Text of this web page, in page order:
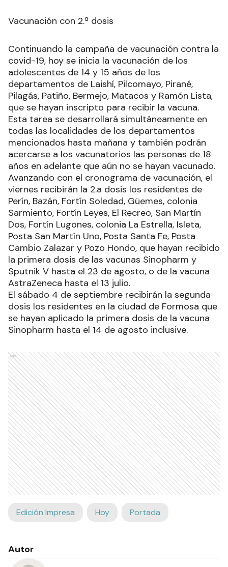
Vacunación con 2.ª dosis
Continuando la campaña de vacunación contra la
covid-19, hoy se inicia la vacunación de los
adolescentes de 14 y 15 años de los
departamentos de Laishí, Pilcomayo, Pirané,
Pilagás, Patiño, Bermejo, Matacos y Ramón Lista,
que se hayan inscripto para recibir la vacuna.
Esta tarea se desarrollará simultáneamente en
todas las localidades de los departamentos
mencionados hasta mañana y también podrán
acercarse a los vacunatorios las personas de 18
años en adelante que aún no se hayan vacunado.
Avanzando con el cronograma de vacunación, el
viernes recibirán la 2.a dosis los residentes de
Perín, Bazán, Fortín Soledad, Güemes, colonia
Sarmiento, Fortín Leyes, El Recreo, San Martín
Dos, Fortín Lugones, colonia La Estrella, Isleta,
Posta San Martín Uno, Posta Santa Fe, Posta
Cambio Zalazar y Pozo Hondo, que hayan recibido
la primera dosis de las vacunas Sinopharm y
Sputnik V hasta el 23 de agosto, o de la vacuna
AstraZeneca hasta el 13 julio.
El sábado 4 de septiembre recibirán la segunda
dosis los residentes en la ciudad de Formosa que
se hayan aplicado la primera dosis de la vacuna
Sinopharm hasta el 14 de agosto inclusive.
Ads
Edición Impresa Hoy Portada
Autor